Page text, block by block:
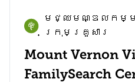
មជ្ឈមណ្ឌល​កម្ម
ក្រុមគ្រួសារ
Mount Vernon
FamilySearch